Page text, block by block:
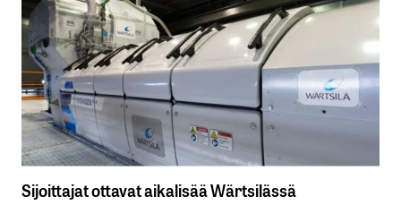
Sijoittajat ottavat aikalisää Wärtsilässä